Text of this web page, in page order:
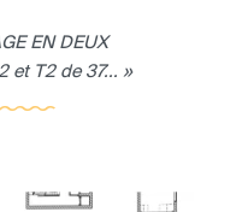
EN DEUX
et T2 de 37... »